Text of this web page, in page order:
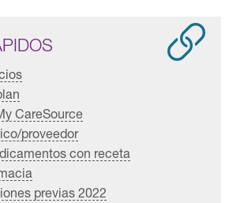
CareSource
proveedor
con receta
previas 2022